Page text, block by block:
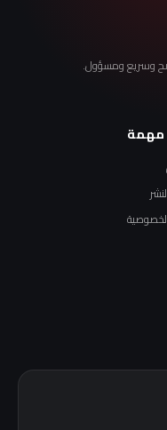
وسريع ومسؤول.
مهمة